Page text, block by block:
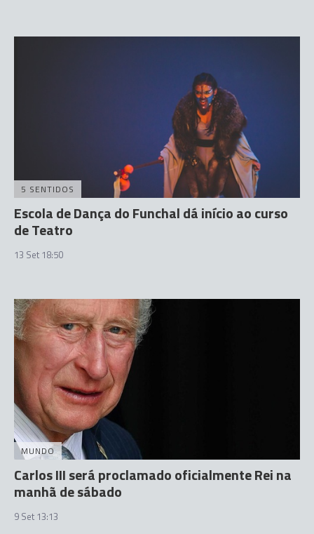
5 SENTIDOS
Escola de Dança do Funchal dá início ao curso
de Teatro
13 Set 18:50
MUNDO
Carlos III será proclamado oficialmente Rei na
manhã de sábado
9 Set 13:13